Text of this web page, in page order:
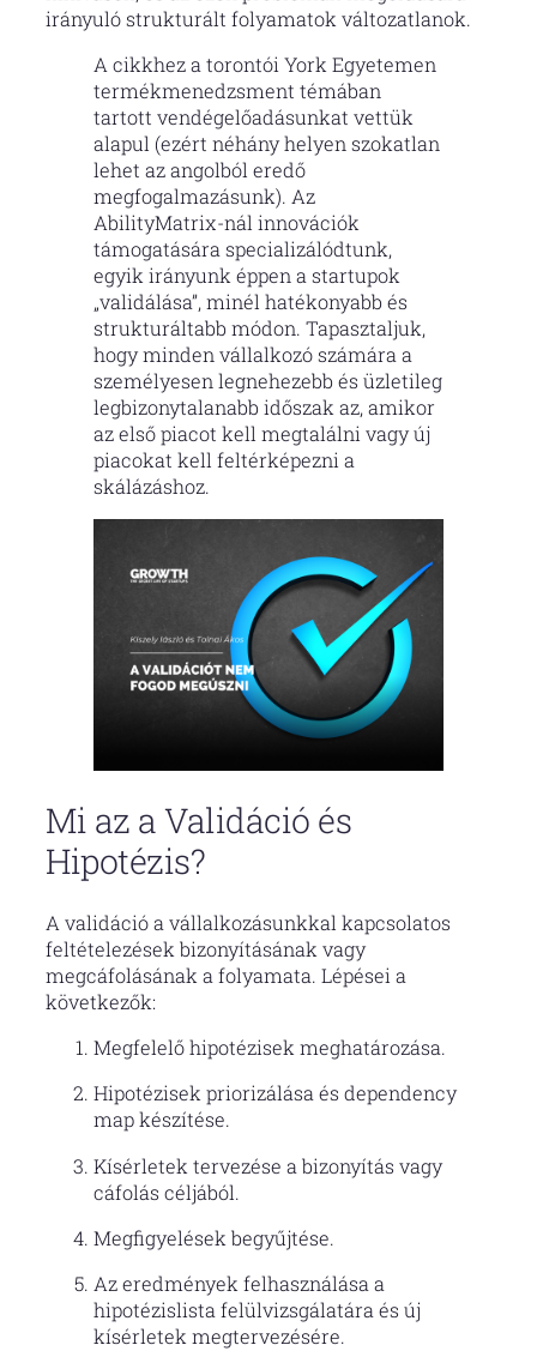
irányuló strukturált folyamatok változatlanok.
A cikkhez a torontói York Egyetemen
termékmenedzsment témában
tartott vendégelőadásunkat vettük
alapul (ezért néhány helyen szokatlan
lehet az angolból eredő
megfogalmazásunk). Az
AbilityMatrix-nál innovációk
támogatására specializálódtunk,
egyik irányunk éppen a startupok
„validálása”, minél hatékonyabb és
strukturáltabb módon. Tapasztaljuk,
hogy minden vállalkozó számára a
személyesen legnehezebb és üzletileg
legbizonytalanabb időszak az, amikor
az első piacot kell megtalálni vagy új
piacokat kell feltérképezni a
skálázáshoz.
Mi az a Validáció és
Hipotézis?
A validáció a vállalkozásunkkal kapcsolatos
feltételezések bizonyításának vagy
megcáfolásának a folyamata. Lépései a
következők:
Megfelelő hipotézisek meghatározása.
Hipotézisek priorizálása és dependency
map készítése.
Kísérletek tervezése a bizonyítás vagy
cáfolás céljából.
Megfigyelések begyűjtése.
Az eredmények felhasználása a
hipotézislista felülvizsgálatára és új
kísérletek megtervezésére.